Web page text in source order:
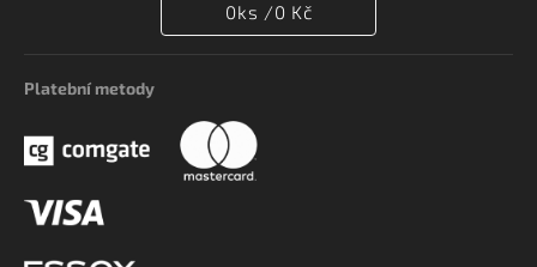
0ks /0 Kč
Platební metody